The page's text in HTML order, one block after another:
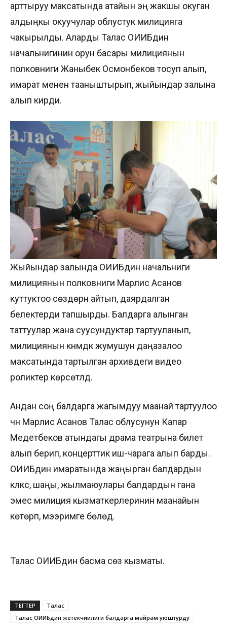
арттыруу максатында атайын эң жакшы окуган
алдыңкы окуучулар облустук милицияга
чакырылды. Аларды Талас ОИИБдин
начальнигинин орун басары милициянын
полковниги Жаныбек Осмонбеков тосуп алып,
имарат менен тааныштырып, жыйындар залына
алып кирди.
Жыйындар залында ОИИБдин начальниги
милициянын полковниги Марлис Асанов
куттуктоо сөздөрүн айтып, даярдалган
белектерди тапшырды. Балдарга алынган
таттуулар жана суусундуктар тартууланып,
милициянын күнүмдүк жумушун даңазалоо
максатында тартылган архивдеги видео
роликтер көрсөтүлдү.
Андан соң балдарга жагымдуу маанай тартуулоо
үчүн Марлис Асанов Талас облусунун Капар
Медетбеков атындагы драма театрына билет
алып берип, концерттик иш-чарага алып барды.
ОИИБдин имаратында жаңырган балдардын
күлкүсү, шаңы, жылмаюулары балдардын гана
эмес милиция кызматкерлеринин маанайын
көтөрүп, мээримге бөлөдү.
Талас ОИИБдин басма сөз кызматы.
ТЕГТЕР
Талас
Талас ОИИБдин жетекчиилиги балдарга майрам уюштурду